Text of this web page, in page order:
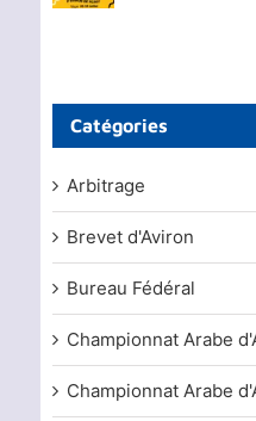
Catégories
Arbitrage
Brevet d'Aviron
Bureau Fédéral
Championnat Arabe
Championnat Arabe